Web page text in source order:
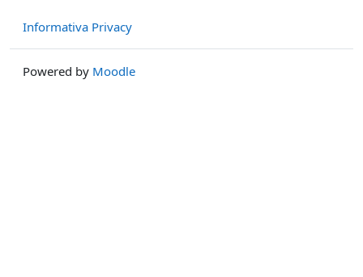
Informativa Privacy
Powered by Moodle